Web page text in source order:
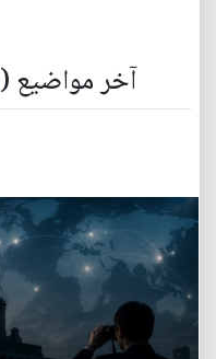
آخر مواضيع (